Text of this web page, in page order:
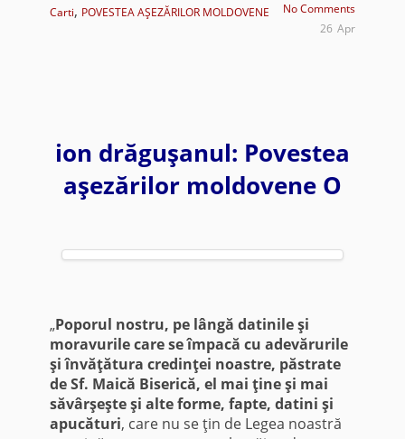
Carti, POVESTEA AŞEZĂRILOR MOLDOVENE
No Comments
Apr
26
ion drăguşanul: Povestea
aşezărilor moldovene O
„Poporul nostru, pe lângă datinile şi
moravurile care se împacă cu adevărurile
şi învăţătura credinţei noastre, păstrate
de Sf. Maică Biserică, el mai ţine şi mai
săvârşeşte şi alte forme, fapte, datini şi
apucături, care nu se ţin de Legea noastră